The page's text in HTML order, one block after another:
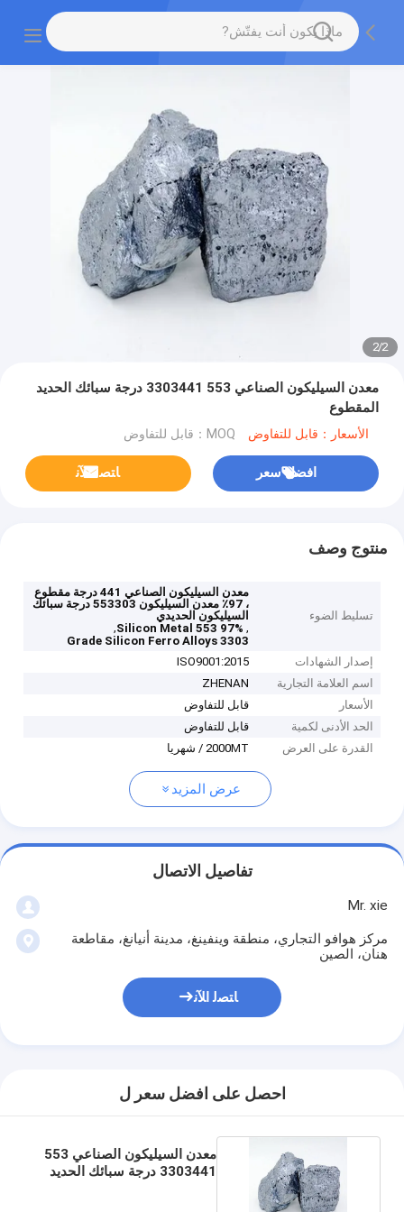
2
/
2
معدن السيليكون الصناعي 553 3303441 درجة سبائك الحديد
المقطوع
الأسعار：قابل للتفاوض MOQ：قابل للتفاوض
افضل سعر ﺎﺘﺼﻟ ﺍﻶﻧ
منتوج وصف
تسليط الضوء
معدن السيليكون الصناعي 441 درجة مقطوع
، 97٪ معدن السيليكون 553303 درجة سبائك
السيليكون الحديدي
,
97% Silicon Metal 553
,
3303 Grade Silicon Ferro Alloys
إصدار الشهادات
ISO9001:2015
اسم العلامة التجارية
ZHENAN
الأسعار
قابل للتفاوض
الحد الأدنى لكمية
قابل للتفاوض
القدرة على العرض
2000MT / شهريا
عرض المزيد
تفاصيل الاتصال
Mr. xie
مركز هوافو التجاري، منطقة وينفينغ، مدينة أنيانغ، مقاطعة
هنان، الصين
ﺎﺘﺼﻟ ﺍﻶﻧ
احصل على افضل سعر ل
معدن السيليكون الصناعي 553
3303441 درجة سبائك الحديد